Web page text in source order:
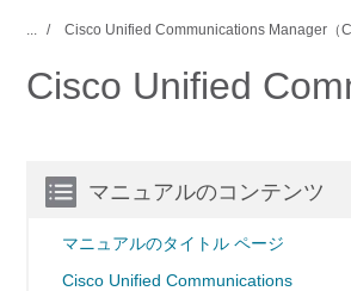
... Cisco Unified Communications Manager（
Cisco Unified
マニュアルのコンテンツ
マニュアルのタイトル ページ
Cisco Unified Communications